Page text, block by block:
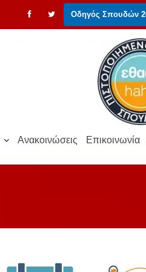
Οδηγός Σπουδών
Ανακοινώσεις Επικοινωνία